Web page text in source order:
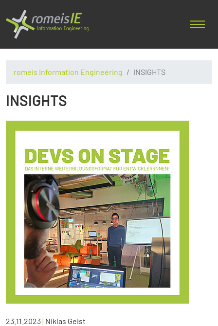
romeis Information Engineering INSIGHTS
INSIGHTS
23.11.2023| Niklas Geist